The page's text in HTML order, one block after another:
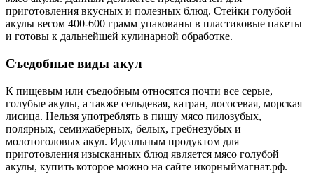
приготовления вкусных и полезных блюд. Стейки голубой
акулы весом 400-600 грамм упакованы в пластиковые пакеты
и готовы к дальнейшей кулинарной обработке.
Съедобные виды акул
К пищевым или съедобным относятся почти все серые,
голубые акулы, а также сельдевая, катран, лососевая, морская
лисица. Нельзя употреблять в пищу мясо пилозубых,
полярных, семижаберных, белых, гребнезубых и
молотоголовых акул. Идеальным продуктом для
приготовления изысканных блюд является мясо голубой
акулы, купить которое можно на сайте икорныймагнат.рф.